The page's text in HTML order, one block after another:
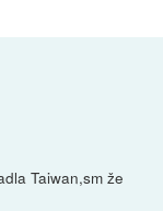
Taiwan,sm že